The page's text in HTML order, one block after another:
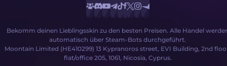
Bekomm deinen Lieblingsskin zu den besten Preisen. Alle Handel
automatisch über Steam-Bots durchgeführt.
Moontain Limited (HE410299) 13 Kypranoros street, EVI Building, 2nd
flat/office 205, 1061, Nicosia, Cyprus.